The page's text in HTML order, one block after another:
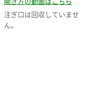
開き方の動画はこちら
注ぎ口は回収していませ
ん。